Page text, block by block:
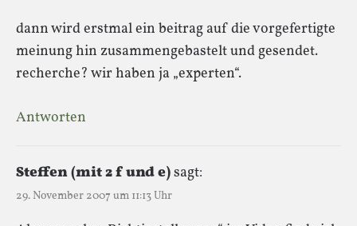
dann wird erstmal ein beitrag auf die vorgefertigte
meinung hin zusammengebastelt und gesendet.
recherche? wir haben ja „experten“.
Antworten
Steffen (mit 2 f und e)sagt:
29. November 2007 um 11:13 Uhr